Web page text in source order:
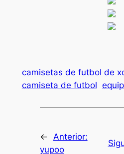
camisetas de futbol de
camiseta de futbol
←
Anterior:
yupoo